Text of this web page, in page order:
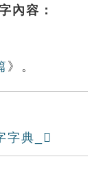
內容：
》。
典_𣮪